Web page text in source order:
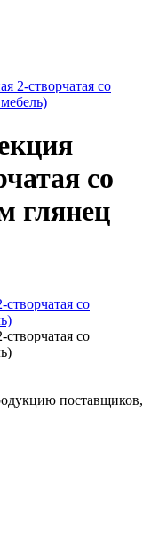
2-створчатая со
со
глянец
поставщиков,